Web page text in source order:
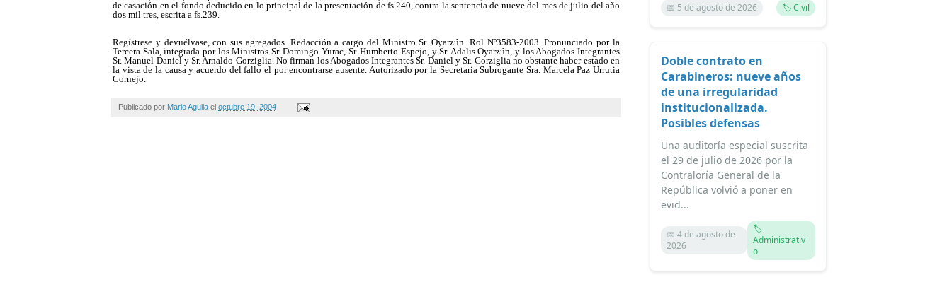
de casación en el fondo deducido en lo principal de la presentación de fs.240, contra la sentencia de nueve del mes de julio del año
dos mil tres, escrita a fs.239.
Regístrese y devuélvase, con sus agregados. Redacción a cargo del Ministro Sr. Oyarzún. Rol Nº3583-2003. Pronunciado por la
Tercera Sala, integrada por los Ministros Sr. Domingo Yurac, Sr. Humberto Espejo, y Sr. Adalis Oyarzún, y los Abogados Integrantes
Sr. Manuel Daniel y Sr. Arnaldo Gorziglia. No firman los Abogados Integrantes Sr. Daniel y Sr. Gorziglia no obstante haber estado en
la vista de la causa y acuerdo del fallo el por encontrarse ausente. Autorizado por la Secretaria Subrogante Sra. Marcela Paz Urrutia
Cornejo.
Publicado por Mario Aguila el octubre 19, 2004
📅 5 de agosto de 2026 🏷️ Civil
Doble contrato en
Carabineros: nueve años
de una irregularidad
institucionalizada.
Posibles defensas
Una auditoría especial suscrita
el 29 de julio de 2026 por la
Contraloría General de la
República volvió a poner en
evid...
📅 4 de agosto de
2026
🏷️
Administrativ
o